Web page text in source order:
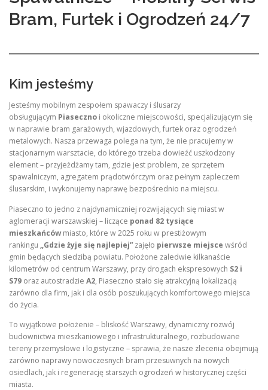
Bram, Furtek i Ogrodzeń 24/7
Kim jesteśmy
Jesteśmy mobilnym zespołem spawaczy i ślusarzy
obsługującym Piaseczno i okoliczne miejscowości, specjalizującym się
w naprawie bram garażowych, wjazdowych, furtek oraz ogrodzeń
metalowych. Nasza przewaga polega na tym, że nie pracujemy w
stacjonarnym warsztacie, do którego trzeba dowieźć uszkodzony
element – przyjeżdżamy tam, gdzie jest problem, ze sprzętem
spawalniczym, agregatem prądotwórczym oraz pełnym zapleczem
ślusarskim, i wykonujemy naprawę bezpośrednio na miejscu.
Piaseczno to jedno z najdynamiczniej rozwijających się miast w
aglomeracji warszawskiej – liczące ponad 82 tysiące
mieszkańcówmiasto, które w 2025 roku w prestiżowym
rankingu „Gdzie żyje się najlepiej”zajęło pierwsze miejsce wśród
gmin będących siedzibą powiatu. Położone zaledwie kilkanaście
kilometrów od centrum Warszawy, przy drogach ekspresowych S2 i
S79 oraz autostradzie A2, Piaseczno stało się atrakcyjną lokalizacją
zarówno dla firm, jak i dla osób poszukujących komfortowego miejsca
do życia.
To wyjątkowe położenie – bliskość Warszawy, dynamiczny rozwój
budownictwa mieszkaniowego i infrastrukturalnego, rozbudowane
tereny przemysłowe i logistyczne – sprawia, że nasze zlecenia obejmują
zarówno naprawy nowoczesnych bram przesuwnych na nowych
osiedlach, jak i regenerację starszych ogrodzeń w historycznej części
miasta.